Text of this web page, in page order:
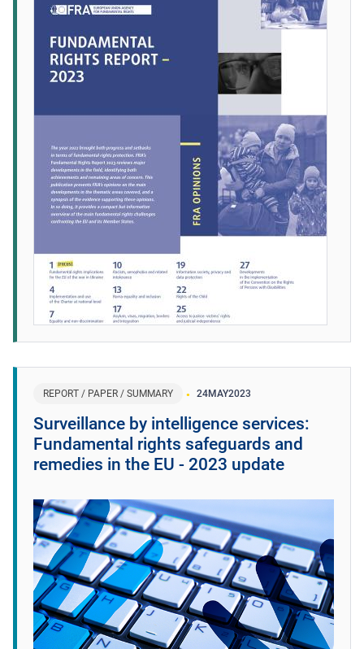
REPORT / PAPER / SUMMARY 24MAY2023
Surveillance by intelligence services:
Fundamental rights safeguards and
remedies in the EU - 2023 update